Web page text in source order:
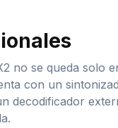
no se queda solo
con un
decodificador